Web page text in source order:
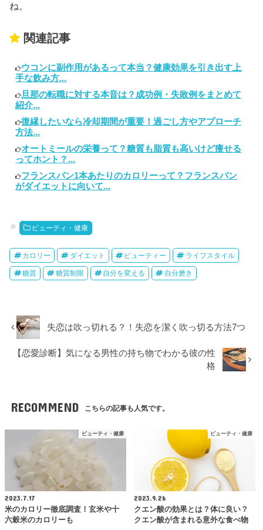
ね。
関連記事
ウコンに副作用があるって本当？健康効果を引き出す上
手な飲み方...
旦那の転職に対する本音は？成功例・失敗例をまとめて
紹介...
復縁したいなら冷却期間が重要！過ごし方やアプローチ
方法...
オートミールの栄養って？糖質も脂質も高いけど痩せる
ってホント？...
フランスパン1本あたりのカロリーって？フランスパン
がダイエットに向いて...
ビューティ・健康
カロリー ダイエット ビューティー ライフスタイル
糖質 糖質制限 自分を変える 自分磨き
失恋は吹っ切れる？！失恋を潔く吹っ切る方法7つ
【恋愛診断】気になる男性の持ち物でわかる彼の性
格
RECOMMEND こちらの記事も人気です。
ビューティ・健康
2023.7.17
米のカロリー徹底調査！玄米や十
六穀米のカロリーも
ビューティ・健康
2023.9.26
クエン酸の効果とは？体に良い？
クエン酸が含まれる意外な食べ物